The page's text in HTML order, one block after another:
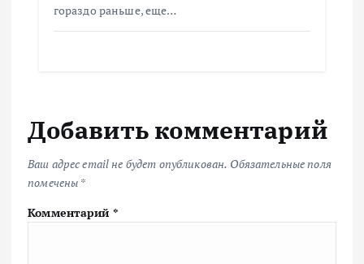
гораздо раньше, еще…
Добавить комментарий
Ваш адрес email не будет опубликован. Обязательные поля
помечены *
Комментарий *